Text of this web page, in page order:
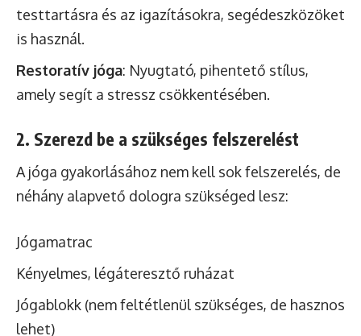
testtartásra és az igazításokra, segédeszközöket
is használ.
Restoratív jóga: Nyugtató, pihentető stílus,
amely segít a stressz csökkentésében.
2. Szerezd be a szükséges felszerelést
A jóga gyakorlásához nem kell sok felszerelés, de
néhány alapvető dologra szükséged lesz:
Jógamatrac
Kényelmes, légáteresztő ruházat
Jógablokk (nem feltétlenül szükséges, de hasznos
lehet)